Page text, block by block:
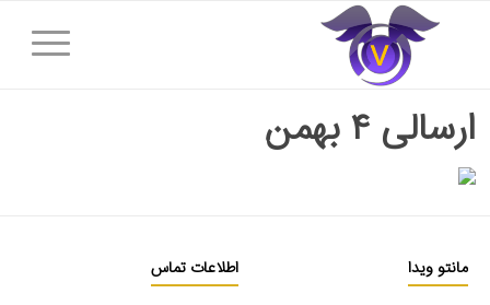
ارسالی ۴ بهمن
مانتو ویدا اطلاعات تماس